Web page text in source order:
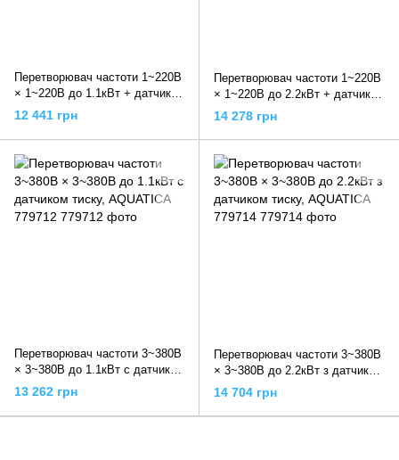
Перетворювач частоти 1~220В
× 1~220В до 1.1кВт + датчик
тиску, AQUATICA 779702
12 441 грн
Перетворювач частоти 1~220В
× 1~220В до 2.2кВт + датчик
тиску, AQUATICA 779704
14 278 грн
Перетворювач частоти 3~380В
× 3~380В до 1.1кВт c датчиком
тиску, AQUATICA 779712
13 262 грн
Перетворювач частоти 3~380В
× 3~380В до 2.2кВт з датчиком
тиску, AQUATICA 779714
14 704 грн